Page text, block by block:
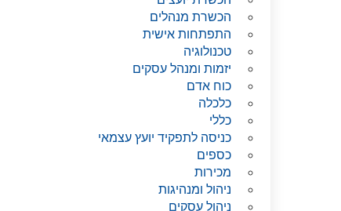
הכשרת מנהלים
התפתחות אישית
טכנולוגיה
יזמות ומנהל עסקים
כוח אדם
כלכלה
כללי
כניסה לתפקיד יועץ עצמאי
כספים
מכירות
ניהול ומנהיגות
ניהול עסקים